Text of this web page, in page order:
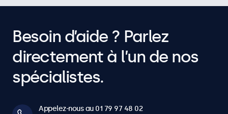
Besoin d’aide ? Parlez
directement à l’un de nos
spécialistes.
Appelez-nous au 01 79 97 48 02